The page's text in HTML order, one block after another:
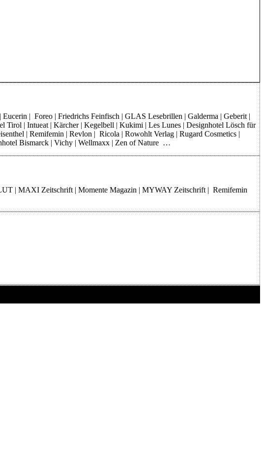
| Foreo | Friedrichs Feinfisch | GLAS Lesebrillen | Galderma | Geberit |
Tirol | Intueat | Kärcher | Kegelbell | Kukimi | Les Lunes | Designhotel Lösch für
| Remifemin | Revlon | Ricola | Rowohlt Verlag | Rugard Cosmetics |
Bismarck | Vichy | Wellmaxx | Zen of Nature …
| MAXI Zeitschrift | Momente Magazin | MYWAY Zeitschrift | Remifemin